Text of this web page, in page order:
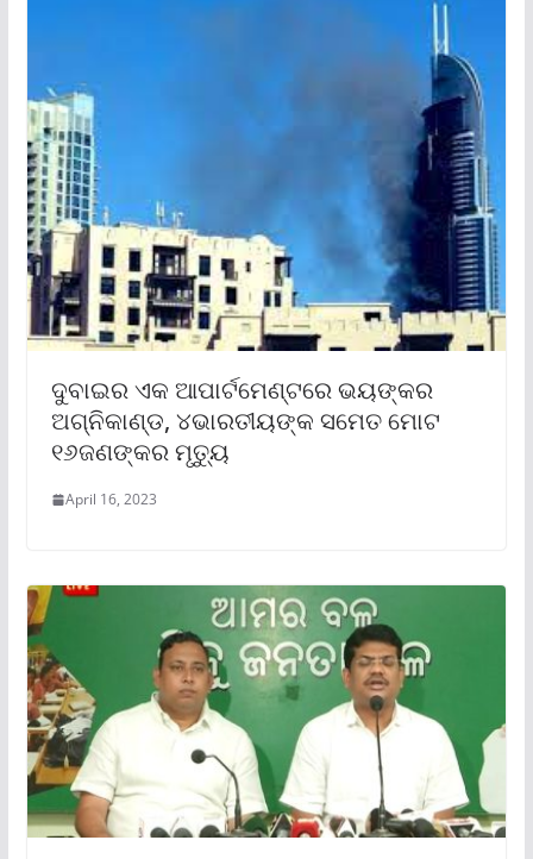
ଦୁବାଇର ଏକ ଆପାର୍ଟମେଣ୍ଟରେ ଭୟଙ୍କର
ଅଗ୍ନିକାଣ୍ଡ, ୪ଭାରତୀୟଙ୍କ ସମେତ ମୋଟ
୧୬ଜଣଙ୍କର ମୃତ୍ୟୁ
April 16, 2023